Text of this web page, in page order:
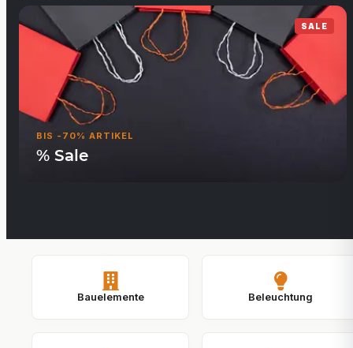
SALE
BIS -70% ARTIKEL
% Sale
Bauelemente Beleuchtung